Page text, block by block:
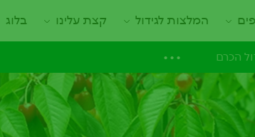
המלצות לגידול קצת עלינו בלוג
... הכרם